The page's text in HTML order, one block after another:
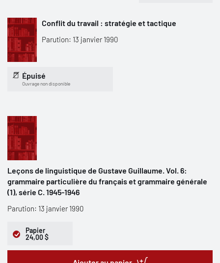
Conflit du travail : stratégie et tactique
Parution: 13 janvier 1990
Épuisé
Ouvrage non disponible
Leçons de linguistique de Gustave Guillaume. Vol. 6:
grammaire particulière du français et grammaire générale
(1), série C. 1945-1946
Parution: 13 janvier 1990
Papier
24,00 $